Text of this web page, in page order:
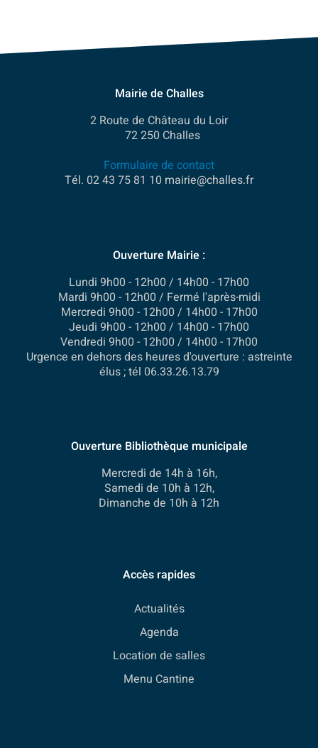
Mairie de Challes
2 Route de Château du Loir
72 250 Challes
Formulaire de contact
Tél. 02 43 75 81 10 mairie@challes.fr
Ouverture Mairie :
Lundi 9h00 - 12h00 / 14h00 - 17h00
Mardi 9h00 - 12h00 / Fermé l'après-midi
Mercredi 9h00 - 12h00 / 14h00 - 17h00
Jeudi 9h00 - 12h00 / 14h00 - 17h00
Vendredi 9h00 - 12h00 / 14h00 - 17h00
Urgence en dehors des heures d'ouverture : astreinte
élus ; tél 06.33.26.13.79
Ouverture Bibliothèque municipale
Mercredi de 14h à 16h,
Samedi de 10h à 12h,
Dimanche de 10h à 12h
Accès rapides
Actualités
Agenda
Location de salles
Menu Cantine